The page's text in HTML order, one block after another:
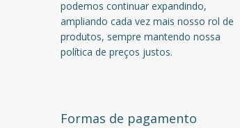
podemos continuar expandindo,
ampliando cada vez mais nosso rol de
produtos, sempre mantendo nossa
política de preços justos.
Formas de pagamento